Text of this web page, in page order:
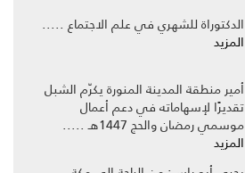
الدكتوراة للشهري في علم الاجتماع .....
المزيد
أمير منطقة المدينة المنورة يكرّم الشبل
تقديرًا لإسهاماته في دعم أعمال
موسمي رمضان والحج 1447هـ .....
المزيد